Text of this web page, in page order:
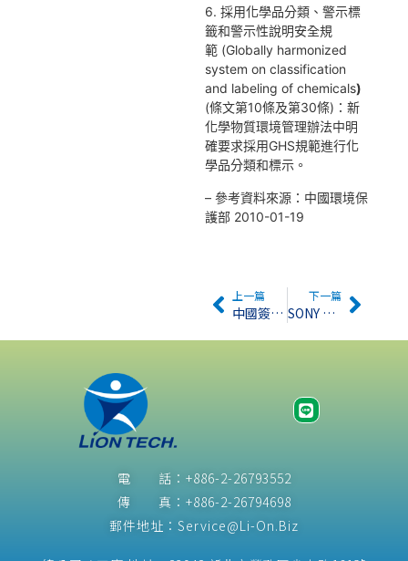
6. 採用化學品分類、警示標
籤和警示性說明安全規
範 (Globally harmonized
system on classification
and labeling of chemicals)
(條文第10條及第30條)：新
化學物質環境管理辦法中明
確要求採用GHS規範進行化
學品分類和標示。
– 參考資料來源：中國環境保
護部 2010-01-19
上一篇
中國簽署哥本哈根氣候協議
下一篇
SONY SS-00259第九版出
電 話：+886-2-26793552
傳 真：+886-2-26794698
郵件地址：Service@Li-On.Biz